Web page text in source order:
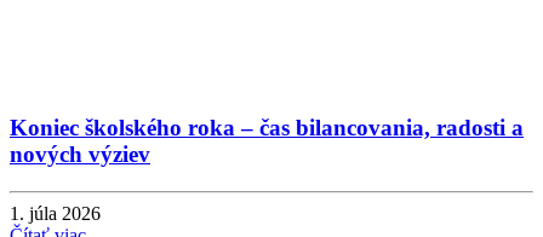
Koniec školského roka – čas bilancovania, radosti a
nových výziev
1. júla 2026